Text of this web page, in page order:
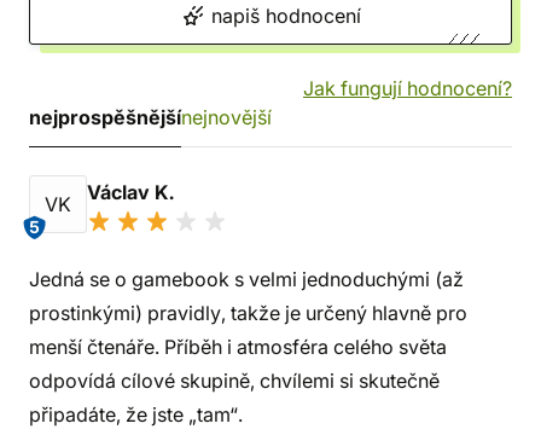
napiš hodnocení
Jak fungují hodnocení?
nejprospěšnějšínejnovější
VK
5
Václav K.
Jedná se o gamebook s velmi jednoduchými (až
prostinkými) pravidly, takže je určený hlavně pro
menší čtenáře. Příběh i atmosféra celého světa
odpovídá cílové skupině, chvílemi si skutečně
připadáte, že jste „tam“.